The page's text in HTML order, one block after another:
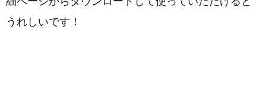
うれしいです！